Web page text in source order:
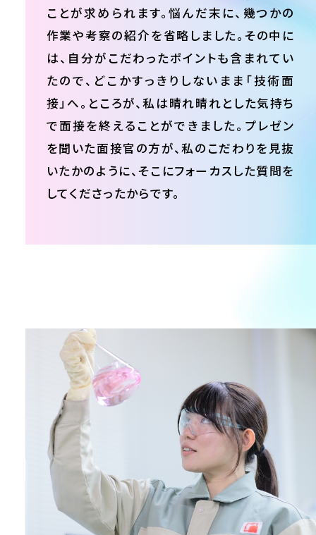
ことが求められます。悩んだ末に、幾つかの
作業や考察の紹介を省略しました。その中に
は、自分がこだわったポイントも含まれてい
たので、どこかすっきりしないまま「技術面
接」へ。ところが、私は晴れ晴れとした気持ち
で面接を終えることができました。プレゼン
を聞いた面接官の方が、私のこだわりを見抜
いたかのように、そこにフォーカスした質問を
してくださったからです。